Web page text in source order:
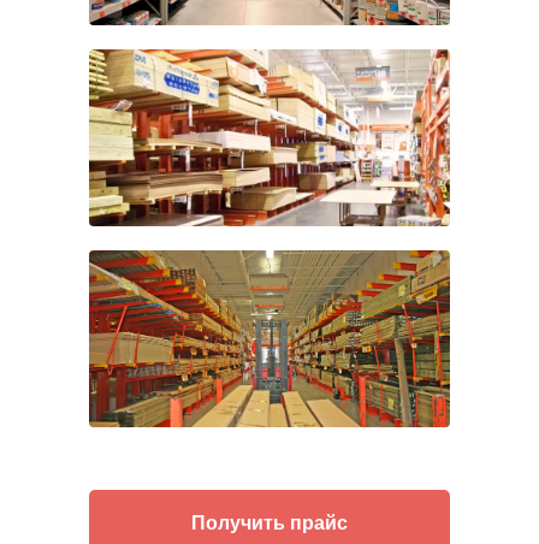
Получить прайс